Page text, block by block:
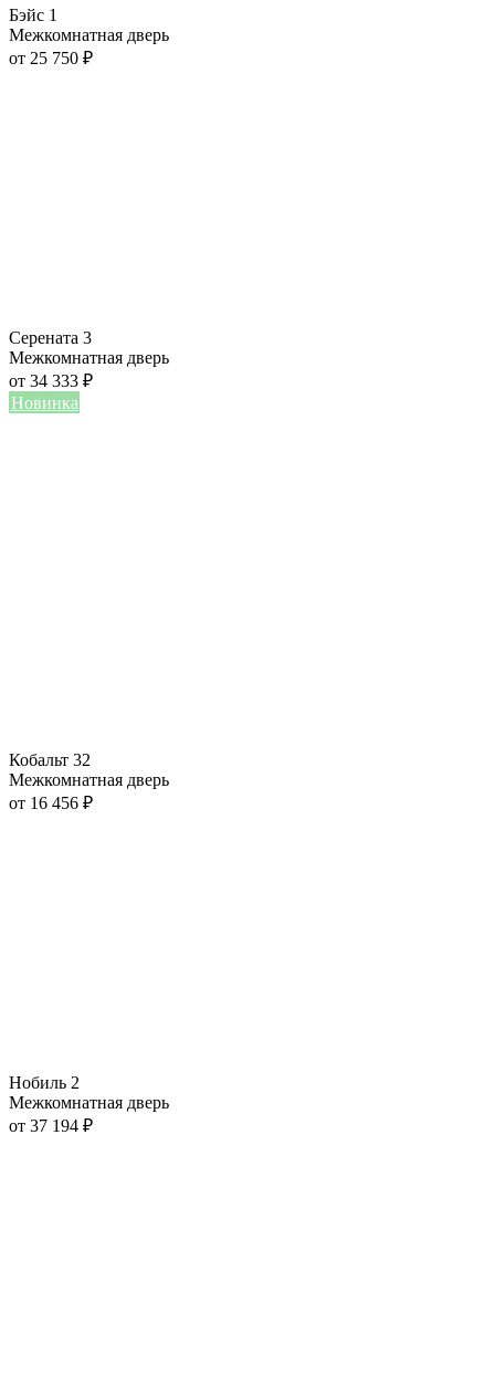
Бэйс 1
Межкомнатная дверь
от 25 750 ₽
Серената 3
Межкомнатная дверь
от 34 333 ₽
Новинка
Кобальт 32
Межкомнатная дверь
от 16 456 ₽
Нобиль 2
Межкомнатная дверь
от 37 194 ₽